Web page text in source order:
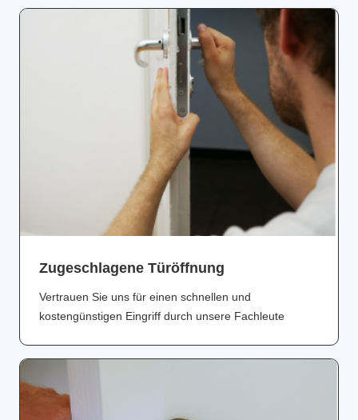
Zugeschlagene Türöffnung
Vertrauen Sie uns für einen schnellen und
kostengünstigen Eingriff durch unsere Fachleute